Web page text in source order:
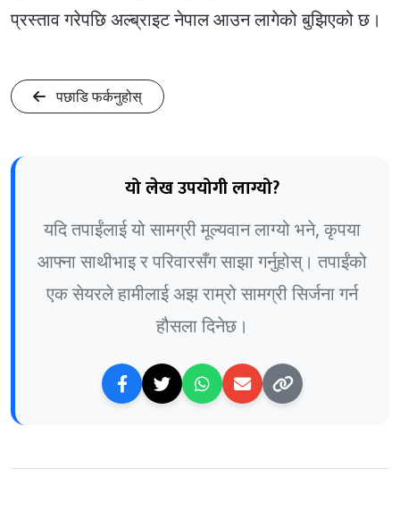
प्रस्ताव गरेपछि अल्ब्राइट नेपाल आउन लागेको बुझिएको छ।
पछाडि फर्कनुहोस्
यो लेख उपयोगी लाग्यो?
यदि तपाईंलाई यो सामग्री मूल्यवान लाग्यो भने, कृपया
आफ्ना साथीभाइ र परिवारसँग साझा गर्नुहोस्। तपाईंको
एक सेयरले हामीलाई अझ राम्रो सामग्री सिर्जना गर्न
हौसला दिनेछ।